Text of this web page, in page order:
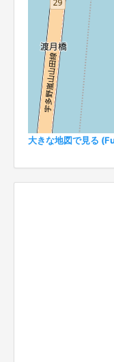
大きな地図で見る